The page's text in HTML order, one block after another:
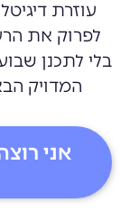
עוזרת
לפרוק את
בלי לתכנן
המדויק
אני